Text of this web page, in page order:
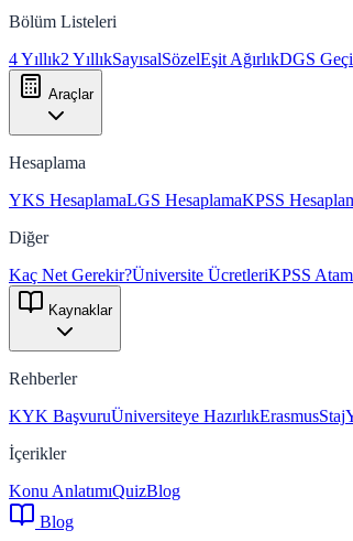
Bölüm Listeleri
4 Yıllık2 YıllıkSayısalSözelEşit AğırlıkDGS
Araçlar
Hesaplama
YKS HesaplamaLGS HesaplamaKPSS
Diğer
Kaç Net Gerekir?Üniversite ÜcretleriKPSS
Kaynaklar
Rehberler
KYK BaşvuruÜniversiteye HazırlıkErasmusStaj
İçerikler
Konu AnlatımıQuizBlog
Blog